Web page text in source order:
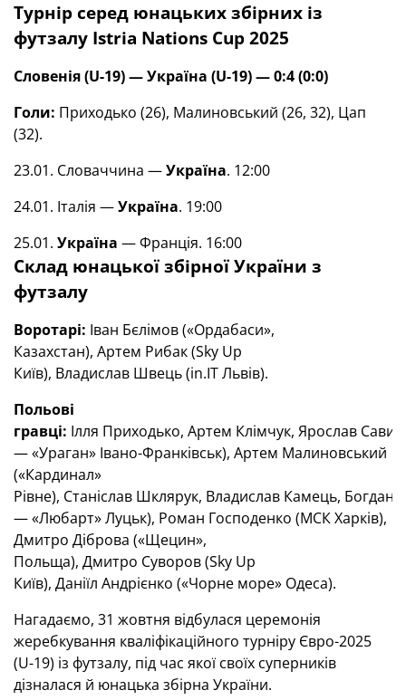
Турнір серед юнацьких збірних із
футзалу Istria Nations Cup 2025
Словенія (U-19) — Україна (U-19)—0:4 (0:0)
Голи: Приходько (26), Малиновський (26, 32), Цап
(32).
23.01. Словаччина —Україна. 12:00
24.01. Італія —Україна. 19:00
25.01. Україна — Франція. 16:00
Склад юнацької збірної України з
футзалу
Воротарі: Іван Бєлімов («Ордабаси»,
Казахстан), Артем Рибак (Sky Up
Київ), Владислав Швець (in.IT Львів).
Польові
гравці: Ілля Приходько, Артем Клімчук, Ярослав
— «Ураган» Івано-Франківськ), Артем Малиновський
(«Кардинал»
Рівне), Станіслав Шклярук, Владислав Камець, Богдан
— «Любарт» Луцьк), Роман Господенко (МСК Харків),
Дмитро Діброва («Щецин»,
Польща), Дмитро Суворов (Sky Up
Київ), Даніїл Андрієнко («Чорне море» Одеса).
Нагадаємо, 31 жовтня відбулася церемонія
жеребкування кваліфікаційного турніру Євро-2025
(U-19) із футзалу, під час якої своїх суперників
дізналася й юнацька збірна України.